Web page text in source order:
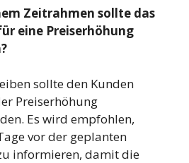
Zeitrahmen sollte das
eine Preiserhöhung
sollte den Kunden
Preiserhöhung
Es wird empfohlen,
vor der geplanten
informieren, damit die